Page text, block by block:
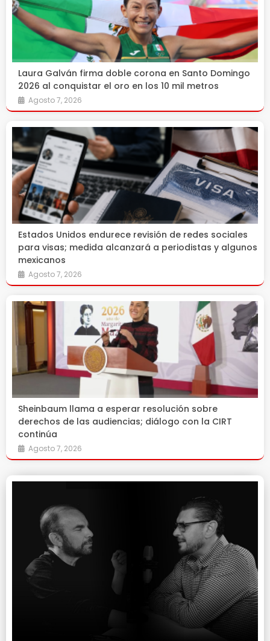
Laura Galván firma doble corona en Santo Domingo
2026 al conquistar el oro en los 10 mil metros
Agosto 7, 2026
Estados Unidos endurece revisión de redes sociales
para visas; medida alcanzará a periodistas y algunos
mexicanos
Agosto 7, 2026
Sheinbaum llama a esperar resolución sobre
derechos de las audiencias; diálogo con la CIRT
continúa
Agosto 7, 2026